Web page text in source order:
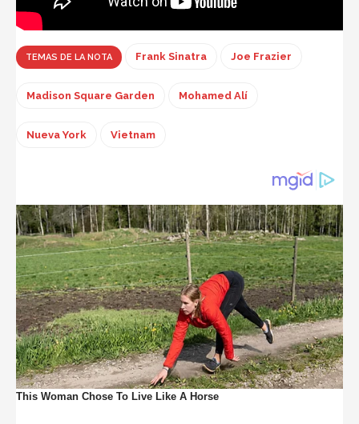
TEMAS DE LA NOTA Frank Sinatra Joe Frazier
Madison Square Garden Mohamed Alí
Nueva York Vietnam